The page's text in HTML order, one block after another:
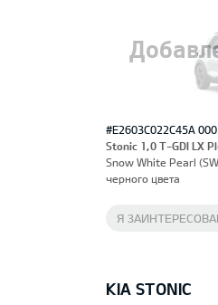
#E2603C022C45A
Stonic 1,0 T-GDI LX
Snow White Pearl
черного цвета
Я
KIA STONIC